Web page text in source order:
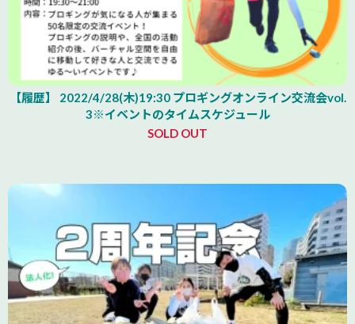
【履歴】 2022/4/28(木)19:30 プロギングオンライン交流会vol.
3※イベントのタイムスケジュール
SOLD OUT